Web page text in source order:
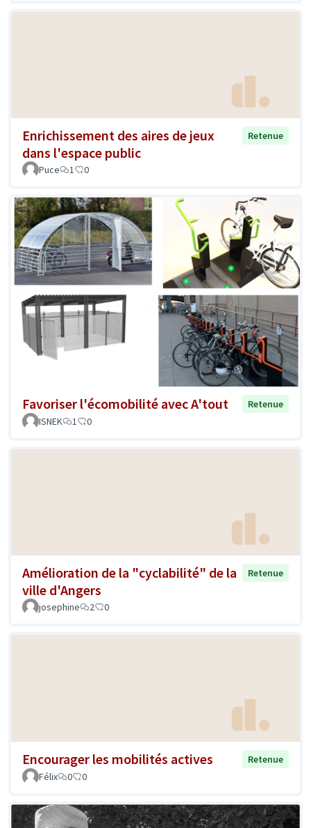
Enrichissement des aires de jeux
dans l'espace public
Retenue
Puce 1 0
Favoriser l'écomobilité avec A'tout
Retenue
ISNEK
1 0
Amélioration de la "cyclabilité" de la
ville d'Angers
Retenue
josephine 2 0
Encourager les mobilités actives
Retenue
Félix
0 0